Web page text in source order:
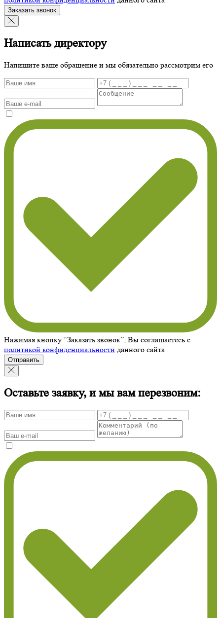
Заказать звонок
Написать директору
Напишите ваше обращение и мы обязательно рассмотрим его
Нажимая кнопку “Заказать звонок”, Вы соглашаетесь с
политикой конфиденциальности данного сайта
Отправить
Оставьте заявку, и мы вам перезвоним: